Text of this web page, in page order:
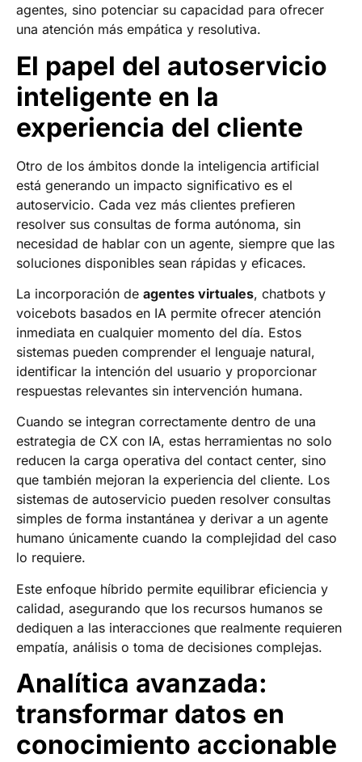
agentes, sino potenciar su capacidad para ofrecer
una atención más empática y resolutiva.
El papel del autoservicio
inteligente en la
experiencia del cliente
Otro de los ámbitos donde la inteligencia artificial
está generando un impacto significativo es el
autoservicio. Cada vez más clientes prefieren
resolver sus consultas de forma autónoma, sin
necesidad de hablar con un agente, siempre que las
soluciones disponibles sean rápidas y eficaces.
La incorporación de agentes virtuales, chatbots y
voicebots basados en IA permite ofrecer atención
inmediata en cualquier momento del día. Estos
sistemas pueden comprender el lenguaje natural,
identificar la intención del usuario y proporcionar
respuestas relevantes sin intervención humana.
Cuando se integran correctamente dentro de una
estrategia de CX con IA, estas herramientas no solo
reducen la carga operativa del contact center, sino
que también mejoran la experiencia del cliente. Los
sistemas de autoservicio pueden resolver consultas
simples de forma instantánea y derivar a un agente
humano únicamente cuando la complejidad del caso
lo requiere.
Este enfoque híbrido permite equilibrar eficiencia y
calidad, asegurando que los recursos humanos se
dediquen a las interacciones que realmente requieren
empatía, análisis o toma de decisiones complejas.
Analítica avanzada:
transformar datos en
conocimiento accionable